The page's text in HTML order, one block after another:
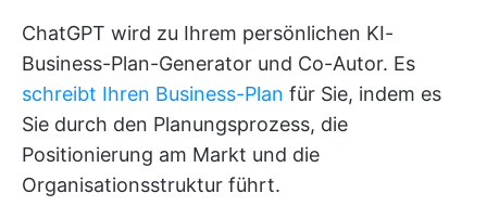
ChatGPT wird zu Ihrem persönlichen KI-
Business-Plan-Generator und Co-Autor. Es
schreibt Ihren Business-Plan für Sie, indem es
Sie durch den Planungsprozess, die
Positionierung am Markt und die
Organisationsstruktur führt.